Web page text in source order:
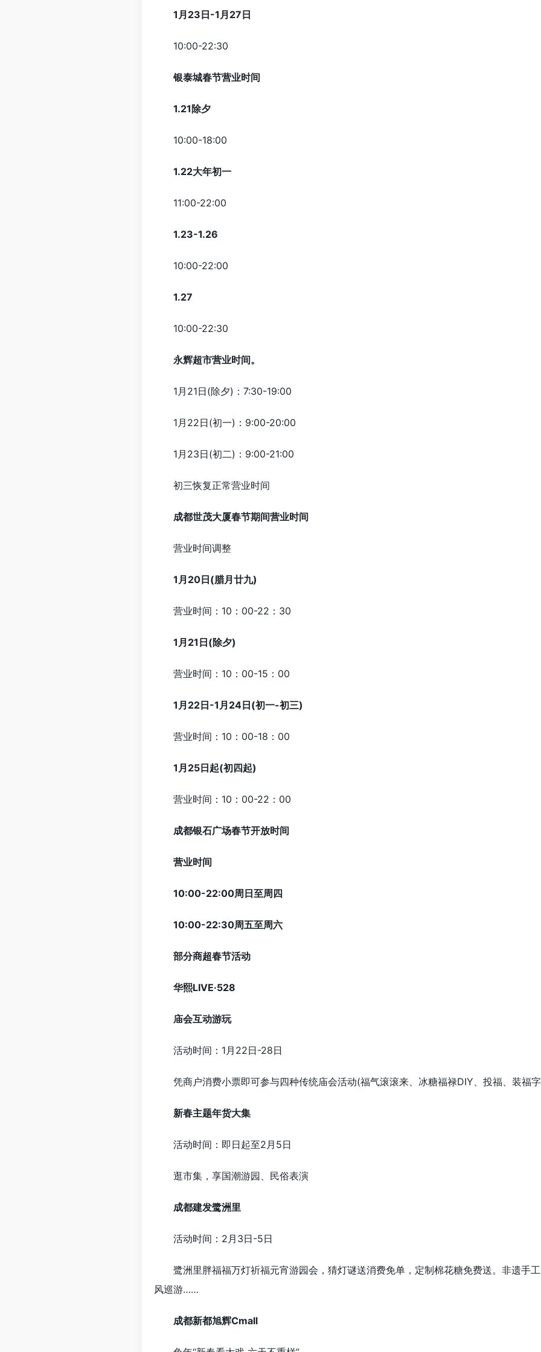
1月23日-1月27日
10:00-22:30
银泰城春节营业时间
1.21除夕
10:00-18:00
1.22大年初一
11:00-22:00
1.23-1.26
10:00-22:00
1.27
10:00-22:30
永辉超市营业时间。
1月21日(除夕)：7:30-19:00
1月22日(初一)：9:00-20:00
1月23日(初二)：9:00-21:00
初三恢复正常营业时间
成都世茂大厦春节期间营业时间
营业时间调整
1月20日(腊月廿九)
营业时间：10：00-22：30
1月21日(除夕)
营业时间：10：00-15：00
1月22日-1月24日(初一-初三)
营业时间：10：00-18：00
1月25日起(初四起)
营业时间：10：00-22：00
成都银石广场春节开放时间
营业时间
10:00-22:00周日至周四
10:00-22:30周五至周六
部分商超春节活动
华熙LIVE·528
庙会互动游玩
活动时间：1月22日-28日
凭商户消费小票即可参与四种传统庙会活动(福气滚滚来、冰糖福禄DIY、投福、装福
新春主题年货大集
活动时间：即日起至2月5日
逛市集，享国潮游园、民俗表演
成都建发鹭洲里
活动时间：2月3日-5日
鹭洲里胖福福万灯祈福元宵游园会，猜灯谜送消费免单，定制棉花糖免费送。非遗手
风巡游……
成都新都旭辉Cmall